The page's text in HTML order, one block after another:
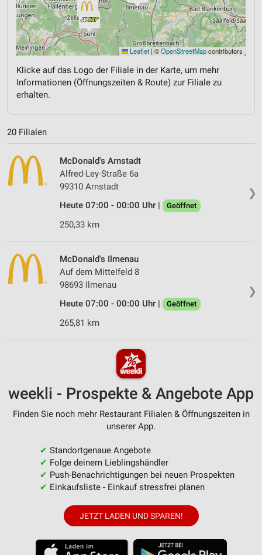
Leaflet | ©OpenStreetMapcontributors
Klicke auf das Logo der Filiale in der Karte, um mehr
Informationen (Öffnungszeiten & Route) zur Filiale zu
erhalten.
20 Filialen
❯
McDonald's Arnstadt
Alfred-Ley-Straße 6a
99310 Arnstadt
Heute 07:00 - 00:00 Uhr |
Geöffnet
250,33 km
❯
McDonald's Ilmenau
Auf dem Mittelfeld 8
98693 Ilmenau
Heute 07:00 - 00:00 Uhr |
Geöffnet
265,81 km
weekli - Prospekte & Angebote App
Finden Sie noch mehr Restaurant Filialen & Öffnungszeiten in
unserer App.
✔ Standortgenaue Angebote
✔ Folge deinem Lieblingshändler
✔ Push-Benachrichtigungen bei neuen Prospekten
✔ Einkaufsliste - Einkauf stressfrei planen
JETZT LADEN UND SPAREN!